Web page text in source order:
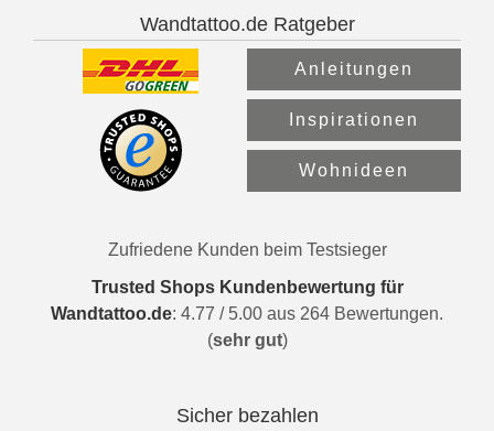
Wandtattoo.de Ratgeber
Anleitungen
Inspirationen
Wohnideen
Zufriedene Kunden beim Testsieger
Trusted Shops Kundenbewertung für
Wandtattoo.de: 4.77 / 5.00 aus 264 Bewertungen.
(sehr gut)
Sicher bezahlen